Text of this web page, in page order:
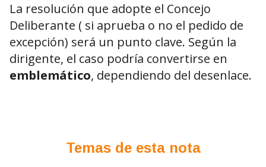
La resolución que adopte el Concejo
Deliberante ( si aprueba o no el pedido de
excepción) será un punto clave. Según la
dirigente, el caso podría convertirse en
emblemático, dependiendo del desenlace.
Temas de esta nota